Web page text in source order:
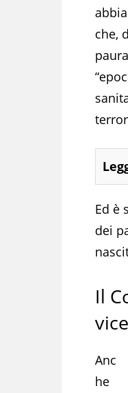
che,
Ed è
dei
Il
Anc
he